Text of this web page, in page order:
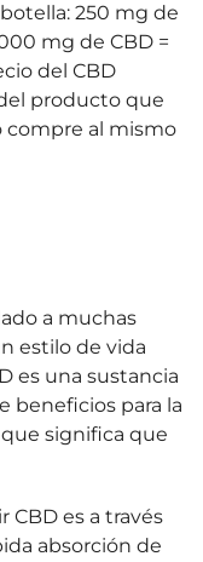
250 mg de
mg de CBD =
del CBD
producto que
compre al mismo
a muchas
estilo de vida
es una sustancia
beneficios para la
que significa que
CBD es a través
absorción de